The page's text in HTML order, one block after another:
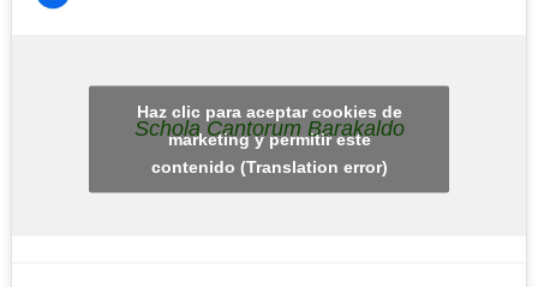
Schola Cantorum Barakaldo
Haz clic para aceptar cookies de
marketing y permitir este
contenido (Translation error)